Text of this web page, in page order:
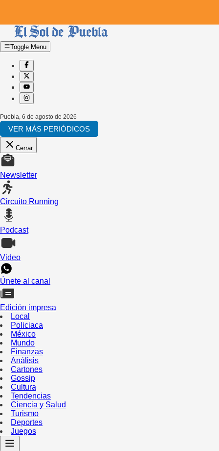
Toggle Menu
Puebla 6 de agosto de 2026
VER MÁS PERIÓDICOS
Cerrar
Newsletter
Circuito Running
Podcast
Video
Únete al canal
Edición impresa
Local
Policiaca
México
Mundo
Finanzas
Análisis
Cartones
Gossip
Cultura
Tendencias
Ciencia y Salud
Turismo
Deportes
Juegos